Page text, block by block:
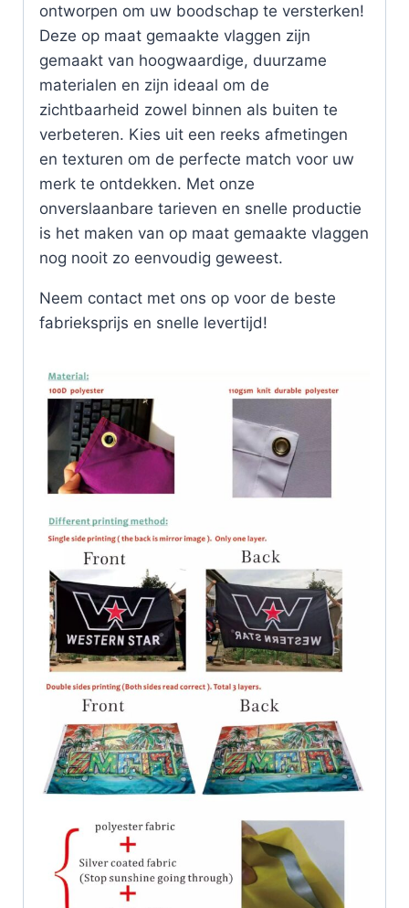
ontworpen om uw boodschap te versterken!
Deze op maat gemaakte vlaggen zijn
gemaakt van hoogwaardige, duurzame
materialen en zijn ideaal om de
zichtbaarheid zowel binnen als buiten te
verbeteren. Kies uit een reeks afmetingen
en texturen om de perfecte match voor uw
merk te ontdekken. Met onze
onverslaanbare tarieven en snelle productie
is het maken van op maat gemaakte vlaggen
nog nooit zo eenvoudig geweest.
Neem contact met ons op voor de beste
fabrieksprijs en snelle levertijd!